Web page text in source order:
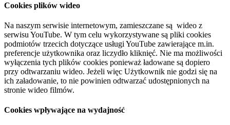
Cookies plików wideo
Na naszym serwisie internetowym, zamieszczane są wideo z
serwisu YouTube. W tym celu wykorzystywane są pliki cookies
podmiotów trzecich dotyczące usługi YouTube zawierające m.in.
preferencje użytkownika oraz liczydło kliknięć. Nie ma możliwości
wyłączenia tych plików cookies ponieważ ładowane są dopiero
przy odtwarzaniu wideo. Jeżeli więc Użytkownik nie godzi się na
ich załadowanie, to nie powinien odtwarzać udostępnionych na
stronie wideo filmów.
Cookies wpływające na wydajność